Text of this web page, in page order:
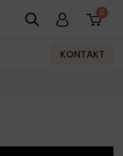
0
KONTAKT